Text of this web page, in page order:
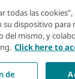
todas las
su dispositivo para
del mismo, y
Click here to
de